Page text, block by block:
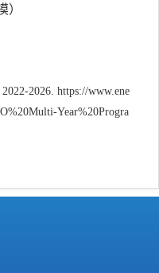
）
2026. https://www.ene
Year%20Progra